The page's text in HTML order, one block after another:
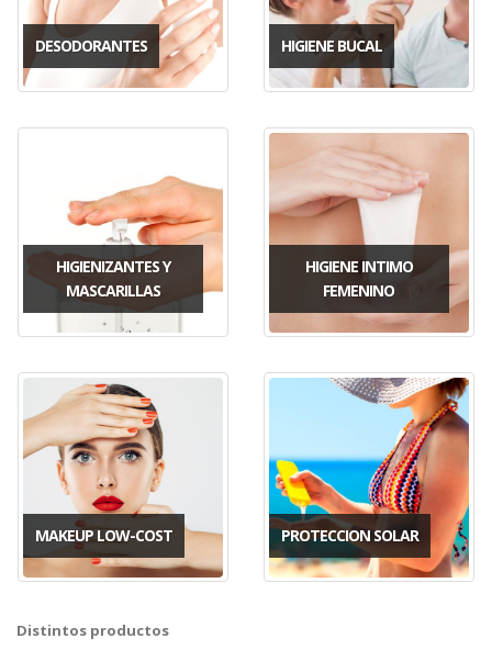
DESODORANTES HIGIENE BUCAL
HIGIENIZANTES Y
MASCARILLAS
HIGIENE INTIMO
FEMENINO
MAKEUP LOW-COST PROTECCION SOLAR
Distintos productos